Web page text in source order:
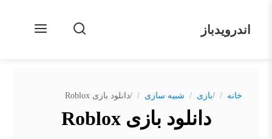
اندرویدباز
خانه /بازی شبیه سازی /دانلود بازی Roblox
دانلود بازی Roblox